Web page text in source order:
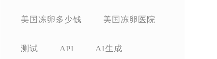
美国冻卵多少钱 美国冻卵医院
测试 API AI生成